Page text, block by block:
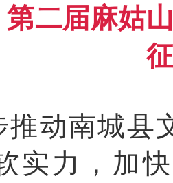
第二届麻姑
推动南城县
实力，加